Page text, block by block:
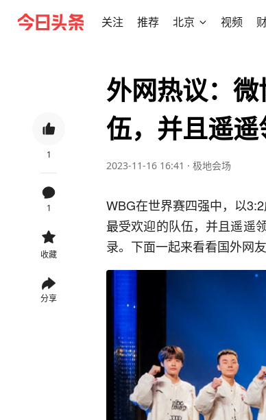
关注 推荐 北京 视频
1
1
收藏
分享
外网热议：
伍，并且遥遥
2023-11-16 16:41 · 极地会场
WBG在世界赛四强中，以
最受欢迎的队伍，并且遥遥
录。下面一起来看看国外网友